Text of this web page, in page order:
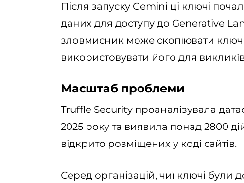
Після запуску Gemini ці ключі
даних для доступу до Generative
зловмисник може скопіювати ключ
використовувати його для
Масштаб проблеми
Truffle Security проаналізувала
2025 року та виявила понад 2800
відкрито розміщених у коді сайтів.
Серед організацій, чиї ключі були